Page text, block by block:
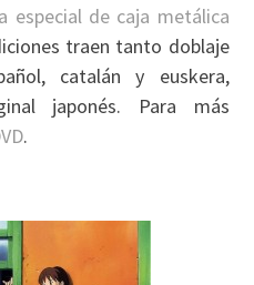
especial de caja metálica
traen tanto doblaje
catalán y euskera,
japonés. Para más
.